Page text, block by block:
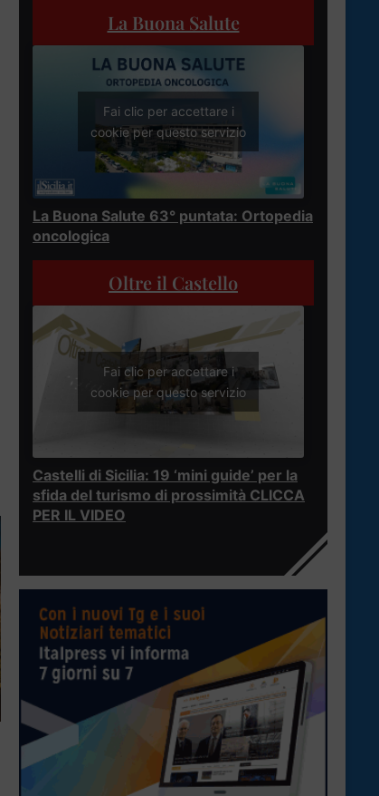
La Buona Salute
Fai clic per accettare i
cookie per questo servizio
La Buona Salute 63° puntata: Ortopedia
oncologica
Oltre il Castello
Fai clic per accettare i
cookie per questo servizio
Castelli di Sicilia: 19 ‘mini guide’ per la
sfida del turismo di prossimità CLICCA
PER IL VIDEO